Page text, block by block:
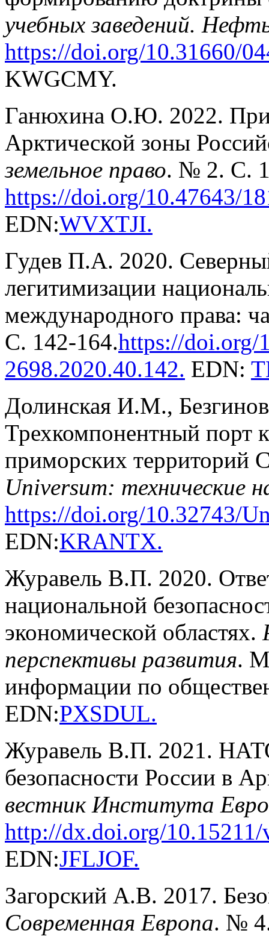
учебных заведений.
https://doi.org/10.31660/
KWGCMY.
Ганюхина О.Ю. 2022.
Арктической зоны
земельное право. № 2. С.
https://doi.org/10.47643/
EDN:WVXTJI.
Гудев П.А. 2020.
легитимизации
международного права:
С. 142-164.https://doi.org/
2698.2020.40.142. EDN:
Долинская И.М.,
Трехкомпонентный порт
приморских территорий
Universum: технические
https://doi.org/10.32743/
EDN:KRANTX.
Журавель В.П. 2020.
национальной
экономической областях.
перспективы развития.
информации по
EDN:PXSDUL.
Журавель В.П. 2021.
безопасности России в
вестник Института
http://dx.doi.org/10.15211/
EDN:JFLJOF.
Загорский А.В. 2017.
Современная Европа. №